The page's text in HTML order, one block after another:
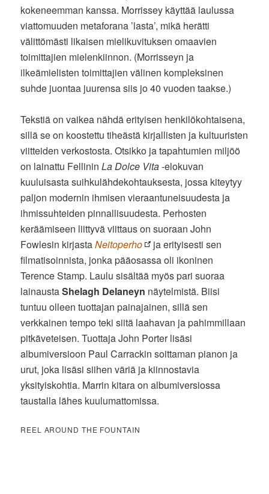
kokeneemman kanssa. Morrissey käyttää laulussa
viattomuuden metaforana ’lasta’, mikä herätti
välittömästi likaisen mielikuvituksen omaavien
toimittajien mielenkiinnon. (Morrisseyn ja
ilkeämielisten toimittajien välinen kompleksinen
suhde juontaa juurensa siis jo 40 vuoden taakse.)
Tekstiä on vaikea nähdä erityisen henkilökohtaisena,
sillä se on koostettu tiheästä kirjallisten ja kultuuristen
viitteiden verkostosta. Otsikko ja tapahtumien miljöö
on lainattu FellininLa Dolce Vita-elokuvan
kuuluisasta suihkulähdekohtauksesta, jossa kiteytyy
paljon modernin ihmisen vieraantuneisuudesta ja
ihmissuhteiden pinnallisuudesta. Perhosten
keräämiseen liittyvä viittaus on suoraan John
Fowlesin kirjastaNeitoperho
ja erityisesti sen
filmatisoinnista, jonka pääosassa oli ikoninen
Terence Stamp. Laulu sisältää myös pari suoraa
lainaustaShelagh Delaneyn näytelmistä. Biisi
tuntuu olleen tuottajan painajainen, sillä sen
verkkainen tempo teki siitä laahavan ja pahimmillaan
pitkäveteisen. Tuottaja John Porter lisäsi
albumiversioon Paul Carrackin soittaman pianon ja
urut, joka lisäsi siihen väriä ja kiinnostavia
yksityiskohtia. Marrin kitara on albumiversiossa
taustalla lähes kuulumattomissa.
REEL AROUND THE FOUNTAIN